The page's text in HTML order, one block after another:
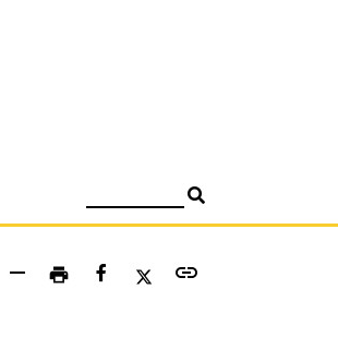
remove print link